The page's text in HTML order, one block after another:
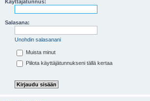
Käyttäjätunnus:
Salasana:
Unohdin salasanani
Muista minut
Piilota käyttäjätunnukseni tällä kertaa